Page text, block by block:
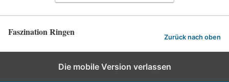
Faszination Ringen Zurück nach oben
Die mobile Version verlassen